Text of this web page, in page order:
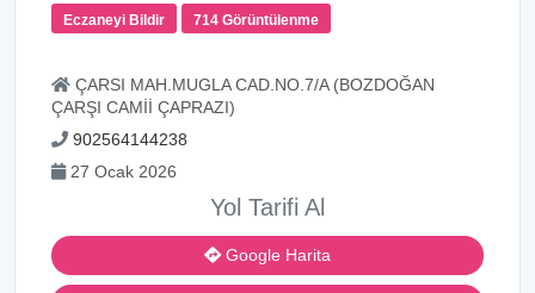
Eczaneyi Bildir 714 Görüntülenme
ÇARSI MAH.MUGLA CAD.NO.7/A (BOZDOĞAN
ÇARŞI CAMİİ ÇAPRAZI)
902564144238
27 Ocak 2026
Yol Tarifi Al
Google Harita